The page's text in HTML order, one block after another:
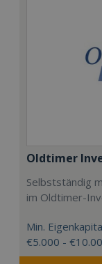
Oldtimer
Selbstständig
im Oldtimer-
Min.
€5.000 -